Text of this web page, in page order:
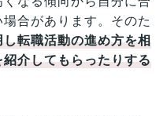
合があります。そのた
転職活動の進め方を相
介してもらったりする